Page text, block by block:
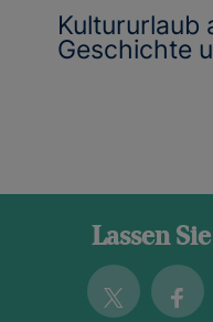
Kultururlaub
Geschichte
Lassen
Twitter